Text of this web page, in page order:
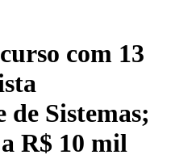
com 13
Sistemas;
R$ 10 mil